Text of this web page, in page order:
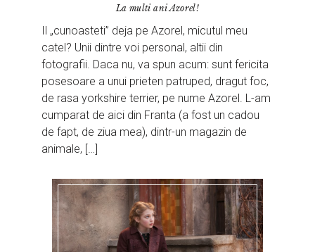
La multi ani Azorel!
Il „cunoasteti” deja pe Azorel, micutul meu
catel? Unii dintre voi personal, altii din
fotografii. Daca nu, va spun acum: sunt fericita
posesoare a unui prieten patruped, dragut foc,
de rasa yorkshire terrier, pe nume Azorel. L-am
cumparat de aici din Franta (a fost un cadou
de fapt, de ziua mea), dintr-un magazin de
animale, […]